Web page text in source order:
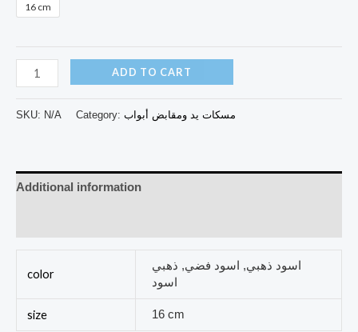
16 cm
ADD TO CART
SKU: N/A Category: مسكات يد ومقابض أبواب
Additional information
color
اسود ذهبي, اسود فضي, ذهبي
اسود
size 16 cm